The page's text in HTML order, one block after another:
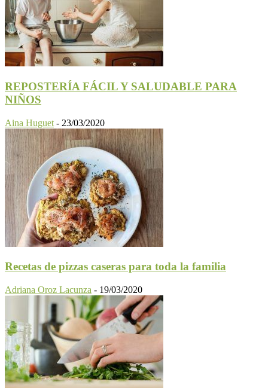
REPOSTERÍA FÁCIL Y SALUDABLE PARA
NIÑOS
Aina Huguet - 23/03/2020
Recetas de pizzas caseras para toda la familia
Adriana Oroz Lacunza - 19/03/2020